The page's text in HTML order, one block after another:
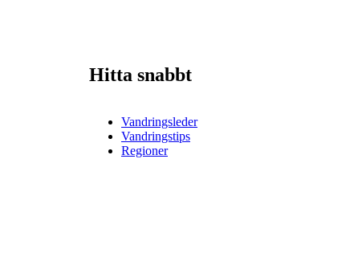
Hitta snabbt
Vandringsleder
Vandringstips
Regioner